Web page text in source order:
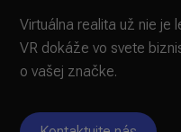
Virtuálna realita už nie je
VR dokáže vo svete
o vašej značke.